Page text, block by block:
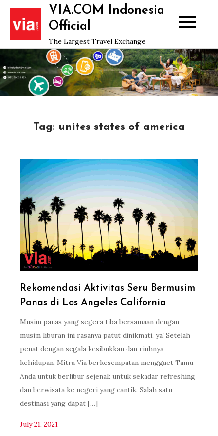
Skip
content
VIA.COM Indonesia
Official
The Largest Travel Exchange
Tag: unites states of america
Rekomendasi Aktivitas Seru Bermusim
Panas di Los Angeles California
Musim panas yang segera tiba bersamaan dengan
musim liburan ini rasanya patut dinikmati, ya! Setelah
penat dengan segala kesibukkan dan riuhnya
kehidupan, Mitra Via berkesempatan menggaet Tamu
Anda untuk berlibur sejenak untuk sekadar refreshing
dan berwisata ke negeri yang cantik. Salah satu
destinasi yang dapat […]
July 21, 2021